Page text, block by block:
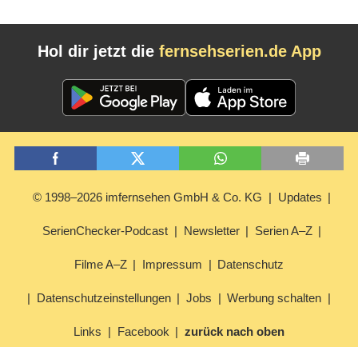
Hol dir jetzt die fernsehserien.de App
© 1998–2026 imfernsehen GmbH & Co. KG Updates
SerienChecker-Podcast Newsletter Serien A–Z
Filme A–Z Impressum Datenschutz
Datenschutzeinstellungen Jobs Werbung schalten
Links Facebook zurück nach oben